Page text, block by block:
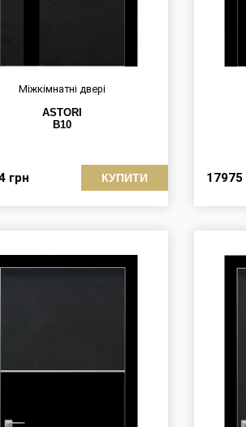
Міжкімнатні двері
ASTORI
B10
грн КУПИТИ 17975